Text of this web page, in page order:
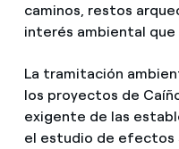
caminos, restos
interés ambiental que
La tramitación
los proyectos de
exigente de las
el estudio de efectos